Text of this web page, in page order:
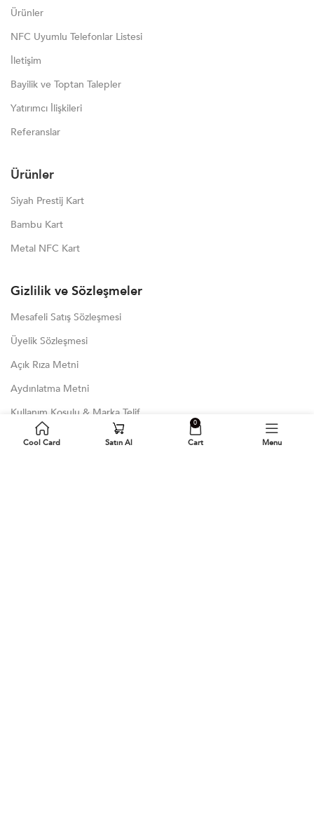
Ürünler
NFC Uyumlu Telefonlar Listesi
İletişim
Bayilik ve Toptan Talepler
Yatırımcı İlişkileri
Referanslar
Ürünler
Siyah Prestij Kart
Bambu Kart
Metal NFC Kart
Gizlilik ve Sözleşmeler
Mesafeli Satış Sözleşmesi
Üyelik Sözleşmesi
Açık Rıza Metni
Aydınlatma Metni
Kullanım Koşulu & Marka Telif
KVKKCool Card Satın Al
0
Cart Menu